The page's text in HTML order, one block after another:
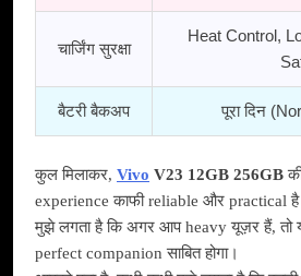
चार्जिंग सुरक्षा
Heat Control,
बैटरी बैकअप पूरा दिन
कुल मिलाकर, Vivo V23 12GB 256GB
experience काफी reliable और practical
मुझे लगता है कि अगर आप heavy यूज़र हैं, तो
perfect companion साबित होगा।